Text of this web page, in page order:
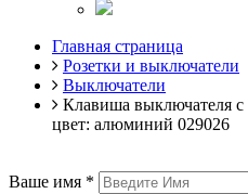
Главная страница
Розетки и выключатели
Выключатели
Клавиша выключателя с
цвет: алюминий 029026
Ваше имя *